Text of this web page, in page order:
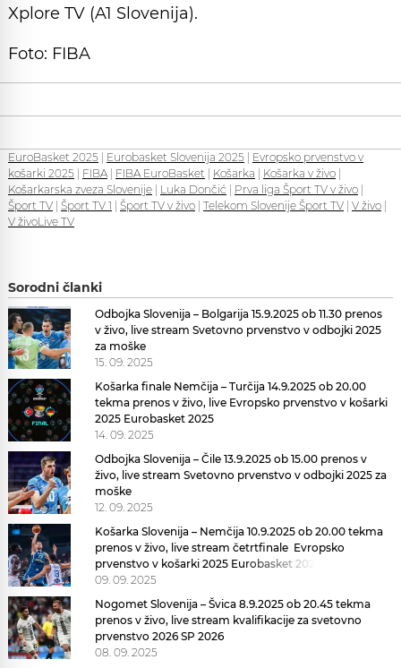
Xplore TV (A1 Slovenija).
Foto: FIBA
EuroBasket 2025 Eurobasket Slovenija 2025
Evropsko prvenstvo v
košarki 2025
FIBA FIBA EuroBasket Košarka Košarka v živo
Košarkarska zveza Slovenije
Luka Dončić Prva liga Šport TV v živo
Šport TV Šport TV 1 Šport TV v živo Telekom Slovenije Šport TV V živo
V živoLive TV
Sorodni članki
Odbojka Slovenija – Bolgarija 15.9.2025 ob 11.30 prenos
v živo, live stream Svetovno prvenstvo v odbojki 2025
za moške
15. 09. 2025
Košarka finale Nemčija – Turčija 14.9.2025 ob 20.00
tekma prenos v živo, live Evropsko prvenstvo v košarki
2025 Eurobasket 2025
14. 09. 2025
Odbojka Slovenija – Čile 13.9.2025 ob 15.00 prenos v
živo, live stream Svetovno prvenstvo v odbojki 2025 za
moške
12. 09. 2025
Košarka Slovenija – Nemčija 10.9.2025 ob 20.00 tekma
prenos v živo, live stream četrtfinale Evropsko
prvenstvo v košarki 2025 Eurobasket 2025
09. 09. 2025
Nogomet Slovenija – Švica 8.9.2025 ob 20.45 tekma
prenos v živo, live stream kvalifikacije za svetovno
prvenstvo 2026 SP 2026
08. 09. 2025